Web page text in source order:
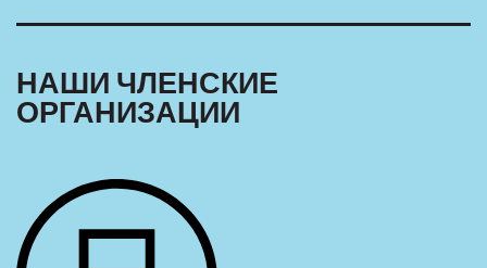
ARAB WORLD
Saqr Alhammadi
GAPTU Bahrain
Chair
НАШИ ЧЛЕНСКИЕ
ОРГАНИЗАЦИИ